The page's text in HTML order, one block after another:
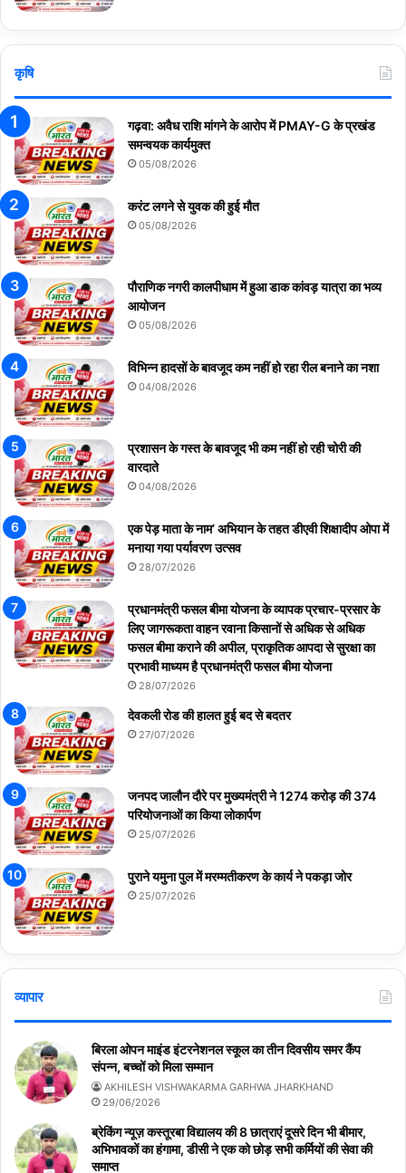
कृषि
गढ़वा: अवैध राशि मांगने के आरोप में PMAY-G के प्रखंड
समन्वयक कार्यमुक्त
05/08/2026
करंट लगने से युवक की हुई मौत
05/08/2026
पौराणिक नगरी कालपीधाम में हुआ डाक कांवड़ यात्रा का भव्य
आयोजन
05/08/2026
विभिन्न हादसों के बावजूद कम नहीं हो रहा रील बनाने का नशा
04/08/2026
प्रशासन के गस्त के बावजूद भी कम नहीं हो रही चोरी की
वारदाते
04/08/2026
एक पेड़ माता के नाम’ अभियान के तहत डीएवी शिक्षादीप ओपा में
मनाया गया पर्यावरण उत्सव
28/07/2026
प्रधानमंत्री फसल बीमा योजना के व्यापक प्रचार-प्रसार के
लिए जागरूकता वाहन रवाना किसानों से अधिक से अधिक
फसल बीमा कराने की अपील, प्राकृतिक आपदा से सुरक्षा का
प्रभावी माध्यम है प्रधानमंत्री फसल बीमा योजना
28/07/2026
देवकली रोड की हालत हुई बद से बदतर
27/07/2026
जनपद जालौन दौरे पर मुख्यमंत्री ने 1274 करोड़ की 374
परियोजनाओं का किया लोकार्पण
25/07/2026
पुराने यमुना पुल में मरम्मतीकरण के कार्य ने पकड़ा जोर
25/07/2026
व्यापार
बिरला ओपन माइंड इंटरनेशनल स्कूल का तीन दिवसीय समर कैंप
संपन्न, बच्चों को मिला सम्मान
AKHILESH VISHWAKARMA GARHWA JHARKHAND
29/06/2026
ब्रेकिंग न्यूज़ कस्तूरबा विद्यालय की 8 छात्राएं दूसरे दिन भी बीमार,
अभिभावकों का हंगामा, डीसी ने एक को छोड़ सभी कर्मियों की सेवा की
समाप्त